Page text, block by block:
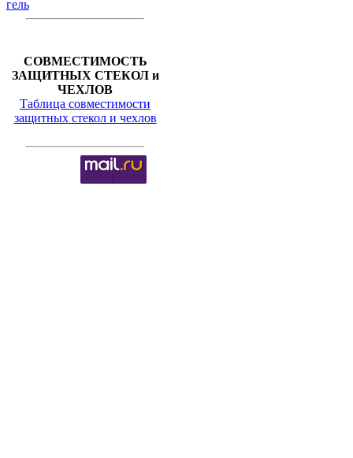
гель
СОВМЕСТИМОСТЬ
ЗАЩИТНЫХ СТЕКОЛ и
ЧЕХЛОВ
Таблица совместимости
защитных стекол и чехлов